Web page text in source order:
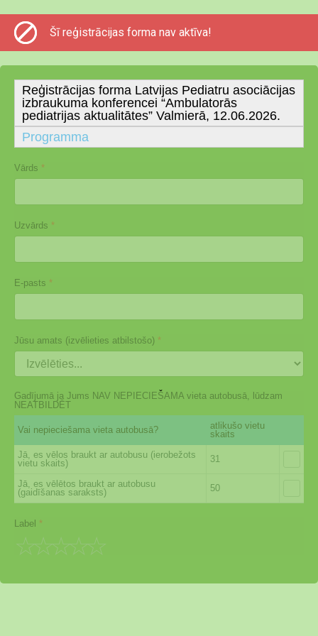
Šī reģistrācijas forma nav aktīva!
Reģistrācijas forma Latvijas Pediatru asociācijas
izbraukuma konferencei “Ambulatorās
pediatrijas aktualitātes” Valmierā, 12.06.2026.
Programma
Vārds *
Uzvārds *
E-pasts *
Jūsu amats (izvēlieties atbilstošo) *
Gadījumā ja Jums NAV NEPIECIEŠAMA vieta autobusā, lūdzam
NEATBILDĒT
Vai nepieciešama vieta autobusā?
atlikušo vietu
skaits
Jā, es vēlos braukt ar autobusu (ierobežots
vietu skaits)
31
Jā, es vēlētos braukt ar autobusu
(gaidīšanas saraksts)
50
Label *